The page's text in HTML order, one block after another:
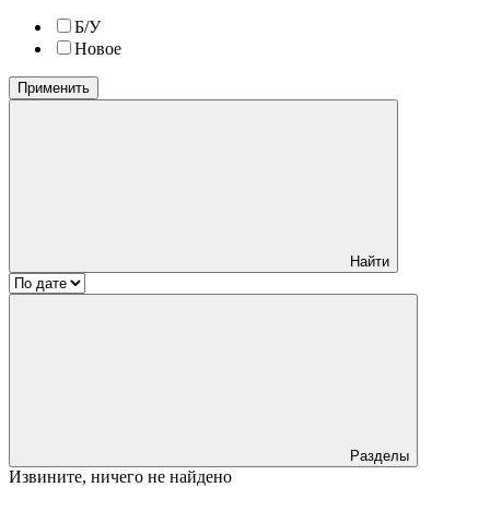
Б/У
Новое
Применить
Найти
Разделы
Извините, ничего не найдено